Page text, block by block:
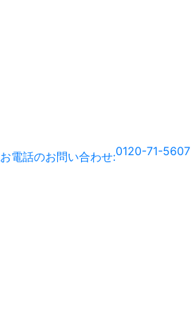
お電話のお問い合わせ:0120-71-5607